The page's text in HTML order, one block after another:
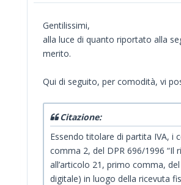
Gentilissimi,
alla luce di quanto riportato alla
merito.
Qui di seguito, per comodità, vi
Citazione:
Essendo titolare di partita IVA, i
comma 2, del DPR 696/1996 “Il
all’articolo 21, primo comma,
digitale) in luogo della ricevuta